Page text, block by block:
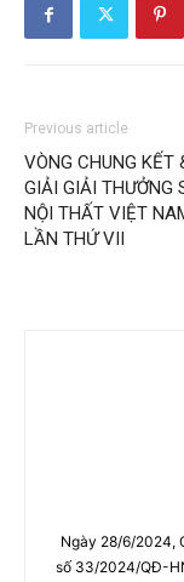
Previous article
VÒNG CHUNG KẾT
GIẢI GIẢI THƯỞNG
NỘI THẤT VIỆT
LẦN THỨ VII
Ngày 28/6/2024,
số 33/2024/QĐ-